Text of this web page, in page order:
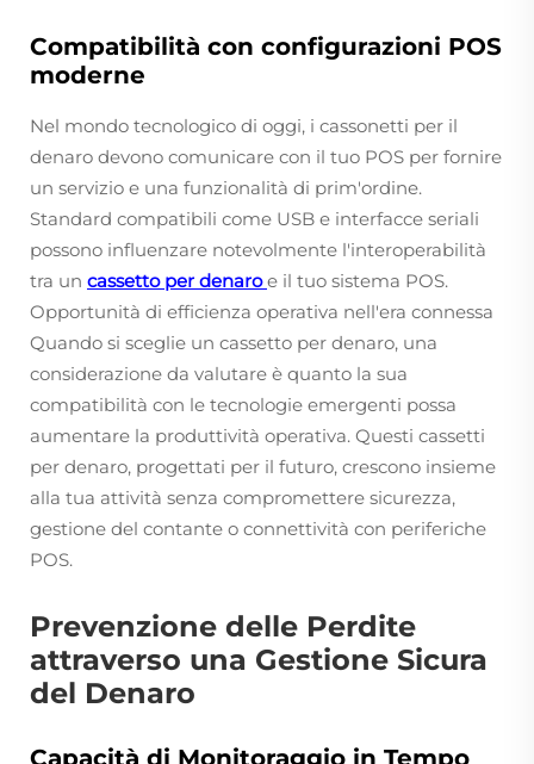
Compatibilità con configurazioni POS
moderne
Nel mondo tecnologico di oggi, i cassonetti per il
denaro devono comunicare con il tuo POS per fornire
un servizio e una funzionalità di prim'ordine.
Standard compatibili come USB e interfacce seriali
possono influenzare notevolmente l'interoperabilità
tra un cassetto per denaroe il tuo sistema POS.
Opportunità di efficienza operativa nell'era connessa
Quando si sceglie un cassetto per denaro, una
considerazione da valutare è quanto la sua
compatibilità con le tecnologie emergenti possa
aumentare la produttività operativa. Questi cassetti
per denaro, progettati per il futuro, crescono insieme
alla tua attività senza compromettere sicurezza,
gestione del contante o connettività con periferiche
POS.
Prevenzione delle Perdite
attraverso una Gestione Sicura
del Denaro
Capacità di Monitoraggio in Tempo